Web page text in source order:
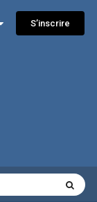
S’inscrire